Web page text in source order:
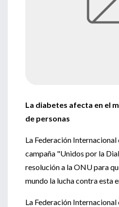
La diabetes afecta en el
de personas
La Federación
campaña "Unidos por la
resolución a la ONU para
mundo la lucha contra esta
La Federación